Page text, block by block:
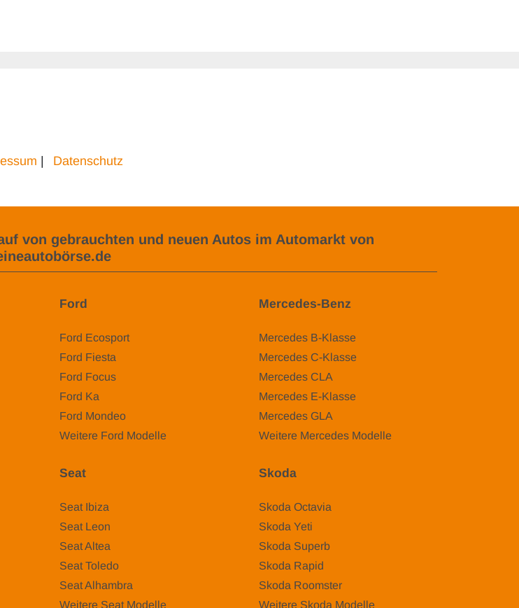
Datenschutz
von gebrauchten und neuen Autos im Automarkt von
Ford
Ford Ecosport
Ford Fiesta
Ford Focus
Ford Ka
Ford Mondeo
Weitere Ford Modelle
Mercedes-Benz
Mercedes B-Klasse
Mercedes C-Klasse
Mercedes CLA
Mercedes E-Klasse
Mercedes GLA
Weitere Mercedes Modelle
Seat
Seat Ibiza
Seat Leon
Seat Altea
Seat Toledo
Seat Alhambra
Weitere Seat Modelle
Skoda
Skoda Octavia
Skoda Yeti
Skoda Superb
Skoda Rapid
Skoda Roomster
Weitere Skoda Modelle